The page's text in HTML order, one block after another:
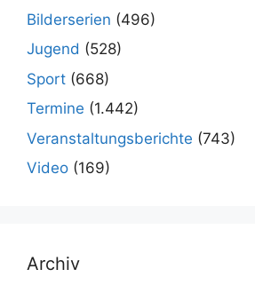
Bilderserien (496)
Jugend (528)
Sport (668)
Termine (1.442)
Veranstaltungsberichte (743)
Video (169)
Archiv